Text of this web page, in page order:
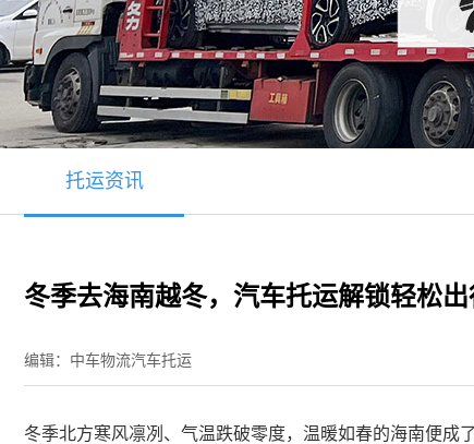
托运资讯
冬季去海南越冬，汽车托运解锁轻松出
编辑：中车物流汽车托运
冬季北方寒风凛冽、气温跌破零度，温暖如春的海南便成